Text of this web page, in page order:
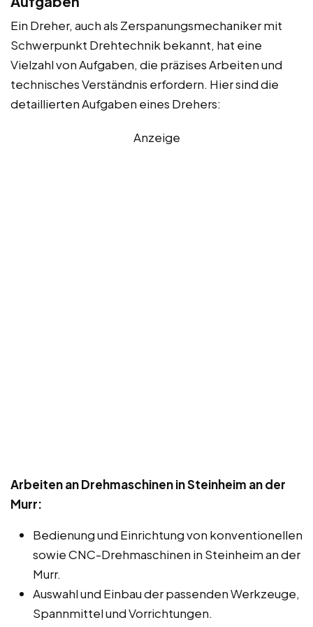
Ein Dreher, auch als Zerspanungsmechaniker mit
Schwerpunkt Drehtechnik bekannt, hat eine
Vielzahl von Aufgaben, die präzises Arbeiten und
technisches Verständnis erfordern. Hier sind die
detaillierten Aufgaben eines Drehers:
Anzeige
Arbeiten an Drehmaschinen in Steinheim an der
Murr:
Bedienung und Einrichtung von konventionellen
sowie CNC-Drehmaschinen in Steinheim an der
Murr.
Auswahl und Einbau der passenden Werkzeuge,
Spannmittel und Vorrichtungen.